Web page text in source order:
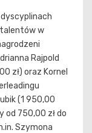
w
Rajpold
zł) oraz Kornel
(1 950,00
od 750,00 zł do
Szymona